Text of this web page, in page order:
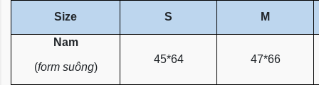
Size S M
Nam
45*64
47*66
(form suông)